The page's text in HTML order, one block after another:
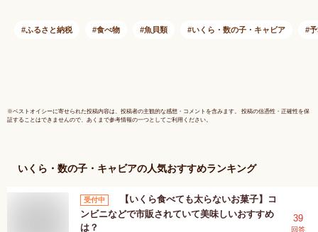
海道 イクラ 小分け
工品 小分
ふるさと納税 食べ物 魚貝類 いくら・数の子・キャビア
※ベストオイシーに寄せられた投稿内容は、投稿者の主観的な感想・コメントを含みます。 投稿の信憑性・正確性を保
証することはできませんので、あくまで参考情報の一つとしてご利用ください。
いくら・数の子・キャビアの人気おすすめランキング
受付中
【いくら食べても太らないお菓子】コ
ンビニなどで市販されていて美味しいおすすめ
は？
39
回答